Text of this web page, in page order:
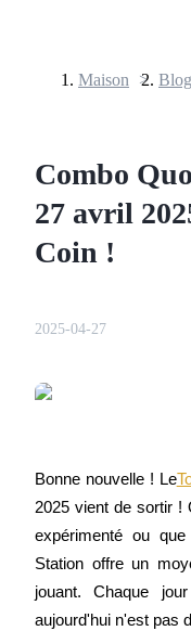
Futures COIN-M
Maison > Blog
Combo
27 avril
Coin !
2025-04-27
Bonne nouvelle ! Le
2025 vient de sortir !
expérimenté ou
Station offre un
jouant. Chaque
aujourd'hui n'est pas